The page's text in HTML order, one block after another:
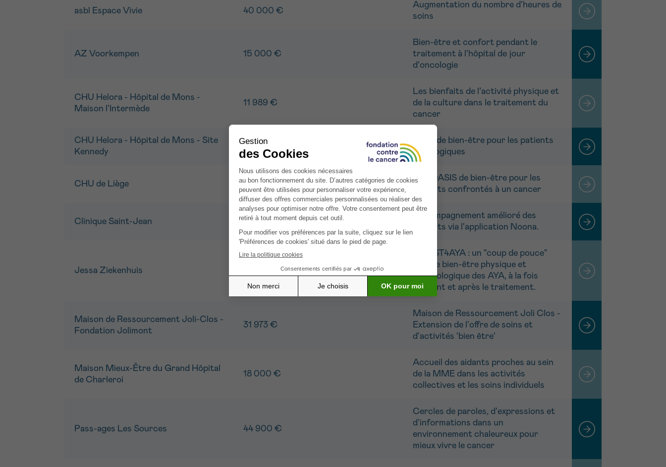
asbl Espace Vivie 40 000 €
Augmentation du nombre d'heures de
soins
AZ Voorkempen 15 000 €
Bien-être et confort pendant le
traitement à l'hôpital de jour
d'oncologie
CHU Helora - Hôpital de Mons -
Maison l'Intermède
11 989 €
Les bienfaits de l’activité physique et
de la culture dans le traitement du
cancer
CHU Helora - Hôpital de Mons - Site
Kennedy
25 200 €
Soins de bien-être pour les patients
oncologiques
CHU de Liège 22 000 €
Une OASIS de bien-être pour les
patients confrontés à un cancer
Clinique Saint-Jean 49 934 €
Accompagnement amélioré des
patients via l'application Noona.
Jessa Ziekenhuis
BOOST4AYA : un "coup de pouce"
pour le bien-être physique et
psychologique des AYA, à la fois
pendant et après le traitement.
Maison de Ressourcement Joli-Clos -
Fondation Jolimont
31 973 €
Maison de Ressourcement Joli Clos -
Extension de l'offre de soins et
d'activités 'bien être'
Maison Mieux-Être du Grand Hôpital
de Charleroi
18 000 €
Accueil des aidants proches au sein
de la MME dans les activités
collectives et les soins individuels
Pass-ages Les Sources 44 900 €
Cercles de paroles, d'expressions et
d'informations dans un
environnement chaleureux pour
mieux vivre le cancer